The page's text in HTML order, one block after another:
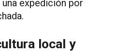
expedición por
local y